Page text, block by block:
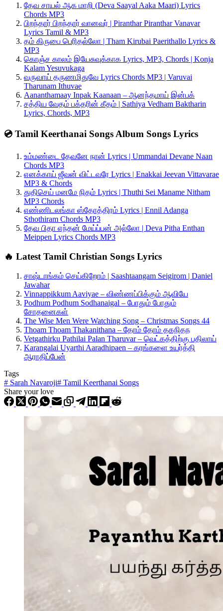
தேவ சாயல் ஆக மாறி (Deva Saayal Aaka Maari) Lyrics
Chords MP3
பிறந்தார் பிறந்தார் வானவர் | Piranthar Piranthar Vanavar
Lyrics Tamil & MP3
தம் கிருபை பெரிதல்லோ | Tham Kirubai Paerithallo Lyrics &
MP3
கொஞ்ச காலம் இயேசுவுக்காக Lyrics, MP3, Chords | Konja
Kalam Yesuvukaga
வருவாய் தருணமிதுவே Lyrics Chords MP3 | Varuvai
Tharunam Ithuvae
Aananthamaay Inpak Kaanaan – ஆனந்தமாய் இன்பக்
சத்திய வேதம் பக்தரின் கீதம் | Sathiya Vedham Baktharin
Lyrics, Chords, MP3
💿 Tamil Keerthanai Songs Album Songs Lyrics
உம்மண்டை தேவனே நான் Lyrics | Ummandai Devane Naan
Chords MP3
எனக்காய் ஜீவன் விட்டவரே Lyrics | Enakkai Jeevan Vittavarae
MP3 & Chords
துதிசெய் மனமே நிதம் Lyrics | Thuthi Sei Maname Nitham
MP3 Chords
எண்ணிடலங்கா ஸ்தோத்திரம் Lyrics | Ennil Adanga
Sthothiram Chords MP3
தேவ பிதா எந்தன் மேய்ப்பன் அல்லோ | Deva Pitha Enthan
Meippen Lyrics Chords MP3
🔥 Latest Tamil Christian Songs Lyrics
சாஷ்டாங்கம் செய்கிறோம் | Saashtaangam Seigirom | Daniel
Jawahar
Vinnappikkum Aaviyae – விண்ணப்பிக்கும் ஆவியே
Podhum Podhum Sodhanaigal – போதும் போதும்
சோதனைகள்
The Wise Men Were Watching Song – Christmas Songs 44
Thoam Thoam Thakanithana – தோம் தோம் தகநிதந
Vetgathirku Pathilai Palan Tharuvar – வெட்கத்திற்கு பதிலாய்
Karangalai Uyarthi Aaradhipaen – கரங்களை உயர்த்தி
ஆராதிப்பேன்
Tags
# Sarah Navaroji# Tamil Keerthanai Songs
Share your love